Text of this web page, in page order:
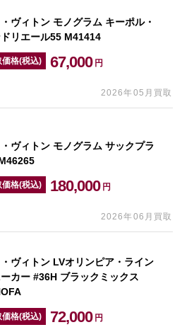
ヴィトン モノグラム キーポル・
リエール55 M41414
価格(税込) 67,000 円
2026年05月買取
ヴィトン モノグラム サックプラ
価格(税込) 180,000 円
2026年06月買取
ヴィトン LVオリンピア・ライン
カー #36H ブラックミックス
価格(税込) 72,000 円